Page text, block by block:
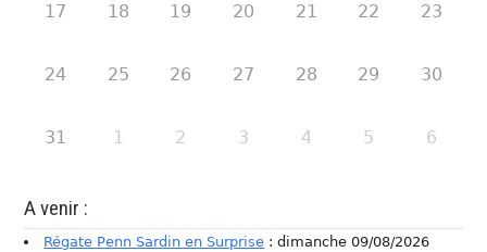
17 18 19 20 21 22 23
24 25 26 27 28 29 30
31 1 2 3 4 5 6
A venir :
Régate Penn Sardin en Surprise : dimanche 09/08/2026